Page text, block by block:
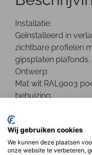
Wij gebruiken cookies
We kunnen deze plaatsen
onze website te verbeteren,
Installatie:
Geïnstalleerd in
zichtbare profielen
gipsplaten plafonds.
Ontwerp:
Mat wit RAL9003
behuizing.
schaduwvrije
LED type: SMD.